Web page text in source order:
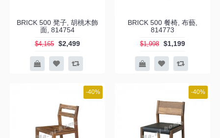
BRICK 500 凳子, 胡桃木飾
面, 814754
$4,165 $2,499
BRICK 500 餐椅, 布藝,
814773
$1,998 $1,199
-40% -40%